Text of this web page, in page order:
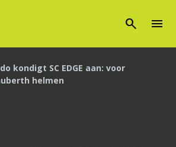
search menu
kondigt SC EDGE aan: voor
helmen